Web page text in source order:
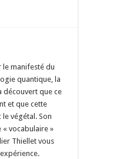
manifesté du
quantique, la
découvert que ce
et que cette
végétal. Son
vocabulaire »
Thiellet vous